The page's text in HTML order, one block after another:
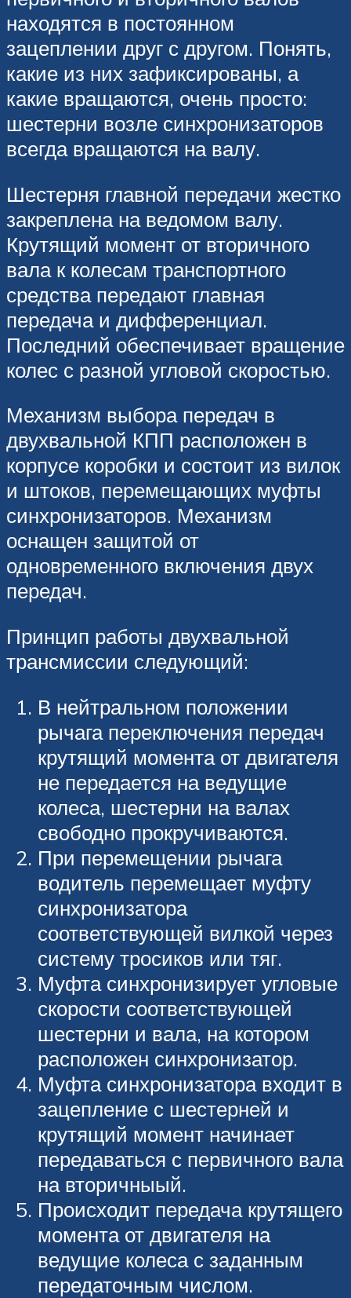
находятся в постоянном
зацеплении друг с другом. Понять,
какие из них зафиксированы, а
какие вращаются, очень просто:
шестерни возле синхронизаторов
всегда вращаются на валу.
Шестерня главной передачи жестко
закреплена на ведомом валу.
Крутящий момент от вторичного
вала к колесам транспортного
средства передают главная
передача и дифференциал.
Последний обеспечивает вращение
колес с разной угловой скоростью.
Механизм выбора передач в
двухвальной КПП расположен в
корпусе коробки и состоит из вилок
и штоков, перемещающих муфты
синхронизаторов. Механизм
оснащен защитой от
одновременного включения двух
передач.
Принцип работы двухвальной
трансмиссии следующий:
В нейтральном положении
рычага переключения передач
крутящий момента от двигателя
не передается на ведущие
колеса, шестерни на валах
свободно прокручиваются.
При перемещении рычага
водитель перемещает муфту
синхронизатора
соответствующей вилкой через
систему тросиков или тяг.
Муфта синхронизирует угловые
скорости соответствующей
шестерни и вала, на котором
расположен синхронизатор.
Муфта синхронизатора входит в
зацепление с шестерней и
крутящий момент начинает
передаваться с первичного вала
на вторичныый.
Происходит передача крутящего
момента от двигателя на
ведущие колеса с заданным
передаточным числом.